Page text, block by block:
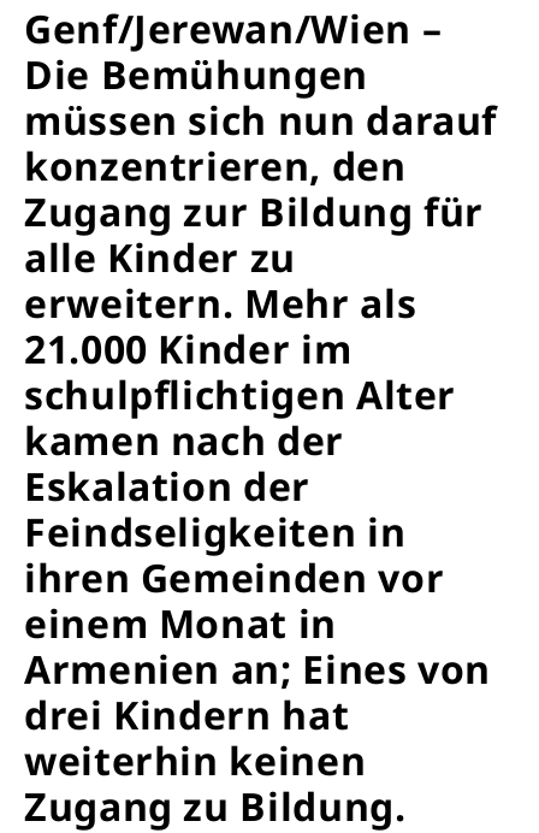
Genf/Jerewan/Wien –
Die Bemühungen
müssen sich nun darauf
konzentrieren, den
Zugang zur Bildung für
alle Kinder zu
erweitern. Mehr als
21.000 Kinder im
schulpflichtigen Alter
kamen nach der
Eskalation der
Feindseligkeiten in
ihren Gemeinden vor
einem Monat in
Armenien an; Eines von
drei Kindern hat
weiterhin keinen
Zugang zu Bildung.